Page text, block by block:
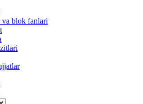
va blok fanlari